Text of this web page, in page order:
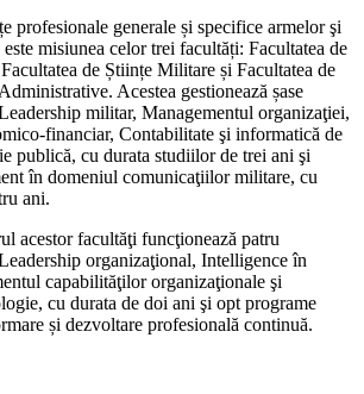
profesionale generale și specifice armelor şi
misiunea celor trei facultăți: Facultatea de
de Științe Militare și Facultatea de
Acestea gestionează șase
militar, Managementul organizaţiei,
financiar, Contabilitate şi informatică de
publică, cu durata studiilor de trei ani şi
în domeniul comunicaţiilor militare, cu
ani.
acestor facultăţi funcţionează patru
organizaţional, Intelligence în
capabilităţilor organizaţionale şi
cu durata de doi ani şi opt programe
și dezvoltare profesională continuă.